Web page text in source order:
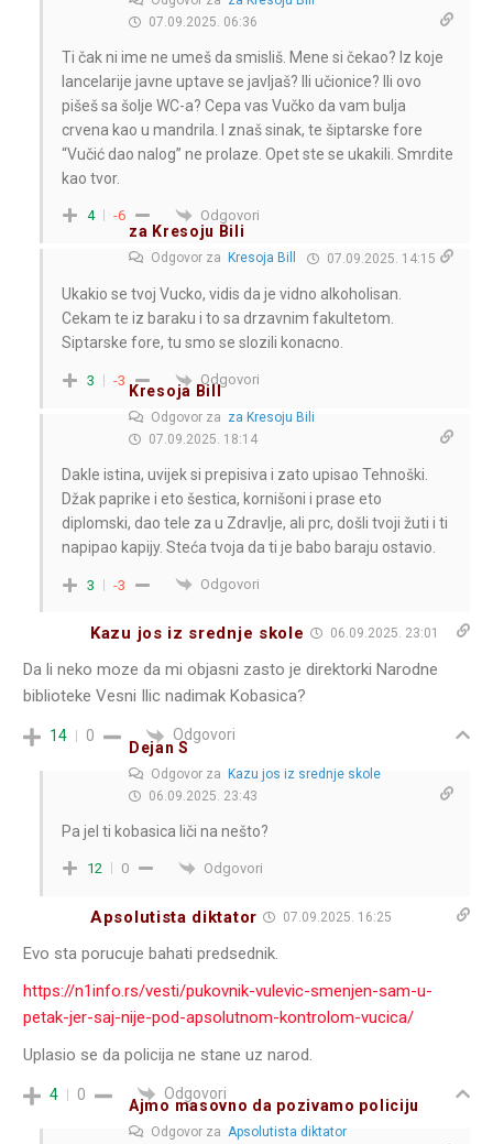
07.09.2025. 06:36
Ti čak ni ime ne umeš da smisliš. Mene si čekao? Iz koje
lancelarije javne uptave se javljaš? Ili učionice? Ili ovo
pišeš sa šolje WC-a? Cepa vas Vučko da vam bulja
crvena kao u mandrila. I znaš sinak, te šiptarske fore
“Vučić dao nalog” ne prolaze. Opet ste se ukakili. Smrdite
kao tvor.
4 -6 Odgovori
za Kresoju Bili
Odgovor za Kresoja Bill 07.09.2025. 14:15
Ukakio se tvoj Vucko, vidis da je vidno alkoholisan.
Cekam te iz baraku i to sa drzavnim fakultetom.
Siptarske fore, tu smo se slozili konacno.
3 -3 Odgovori
Kresoja Bill
Odgovor za za Kresoju Bili
07.09.2025. 18:14
Dakle istina, uvijek si prepisiva i zato upisao Tehnoški.
Džak paprike i eto šestica, kornišoni i prase eto
diplomski, dao tele za u Zdravlje, ali prc, došli tvoji žuti i ti
napipao kapijy. Steća tvoja da ti je babo baraju ostavio.
3 -3 Odgovori
Kazu jos iz srednje skole 06.09.2025. 23:01
Da li neko moze da mi objasni zasto je direktorki Narodne
biblioteke Vesni Ilic nadimak Kobasica?
14 0 Odgovori
Dejan S
Odgovor za Kazu jos iz srednje skole
06.09.2025. 23:43
Pa jel ti kobasica liči na nešto?
12 0 Odgovori
Apsolutista diktator 07.09.2025. 16:25
Evo sta porucuje bahati predsednik.
https://n1info.rs/vesti/pukovnik-vulevic-smenjen-sam-u-
petak-jer-saj-nije-pod-apsolutnom-kontrolom-vucica/
Uplasio se da policija ne stane uz narod.
4 0 Odgovori
Ajmo masovno da pozivamo policiju
Odgovor za Apsolutista diktator